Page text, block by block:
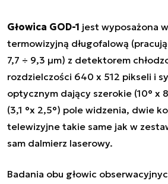
Głowica GOD-1 jest wyposażona
termowizyjną długofalową
7,7 ÷ 9,3 µm) z detektorem
rozdzielczości 640 x 512 pikseli i
optycznym dający szerokie (10° x
(3,1 °x 2,5°) pole widzenia, dwie
telewizyjne takie same jak w
sam dalmierz laserowy.
Badania obu głowic